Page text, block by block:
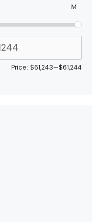
Price: $61,243—$61,244